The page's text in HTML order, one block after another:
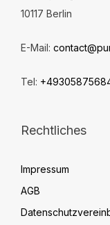
10117 Berlin
E-Mail:
Tel:
Rechtliches
Impressum
AGB